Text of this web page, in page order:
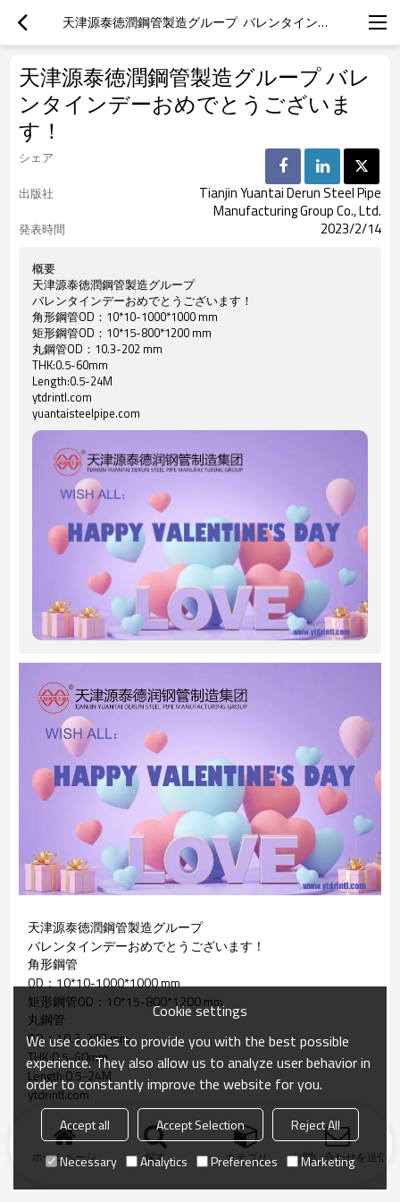
天津源泰徳潤鋼管製造グループ  バレンタインデーおめでとうございます！
天津源泰徳潤鋼管製造グループ バレ
ンタインデーおめでとうございま
す！
シェア
出版社
Tianjin Yuantai Derun Steel Pipe
Manufacturing Group Co., Ltd.
発表時間 2023/2/14
概要
天津源泰徳潤鋼管製造グループ
バレンタインデーおめでとうございます！
角形鋼管OD：10*10-1000*1000 mm
矩形鋼管OD：10*15-800*1200 mm
丸鋼管OD：10.3-202 mm
THK:0.5-60mm
Length:0.5-24M
ytdrintl.com
yuantaisteelpipe.com
天津源泰徳潤鋼管製造グループ
バレンタインデーおめでとうございます！
角形鋼管
OD：10*10-1000*1000 mm
矩形鋼管OD：10*15-800*1200 mm
丸鋼管
OD：10.3-202 mm
THK:0.5-60mm
Length:0.5-24M
ytdrintl.com
yuantaisteelpipe.com
ホームページ 探す カテゴリ お問い合わせを送信
Cookie settings
We use cookies to provide you with the best possible
experience. They also allow us to analyze user behavior in
order to constantly improve the website for you.
Accept all Accept Selection
Reject All
Necessary
Analytics Preferences Marketing